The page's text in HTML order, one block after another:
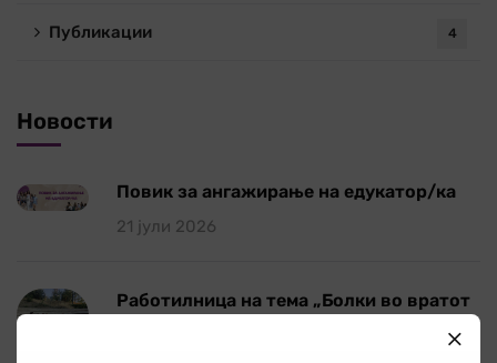
Публикации 4
Новости
Повик за ангажирање на едукатор/ка
21 јули 2026
Работилница на тема „Болки во вратот